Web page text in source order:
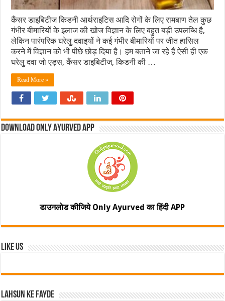
कैंसर डाइबिटीज किडनी आर्थराइटिस आदि रोगों के लिए रामबाण तेल कुछ
गंभीर बीमारियों के इलाज की खोज विज्ञान के लिए बहुत बड़ी उपलब्ध‍ि है,
लेकिन पारंपरिक घरेलुु दवाइयों ने कई गंभीर बीमारियों पर जीत हासिल
करने में विज्ञान को भी पीछे छोड़ दिया है। हम बताने जा रहे हैं ऐसी ही एक
घरेलुु दवा जो एड्स, कैंसर डाइबिटीज, किडनी की …
Read More »
Download Only Ayurved App
डाउनलोड कीजिये Only Ayurved का हिंदी APP
Like Us
Lahsun ke fayde